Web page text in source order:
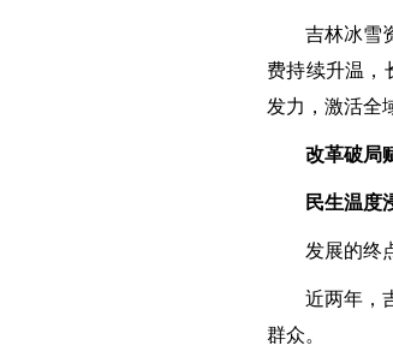
吉林冰雪
费持续升温
发力，激活全
改革破局
民生温度
发展的终
近两年，
群众。